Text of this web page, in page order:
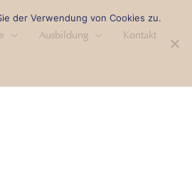
Ausbildung Kontakt
der Verwendung von Cookies zu.